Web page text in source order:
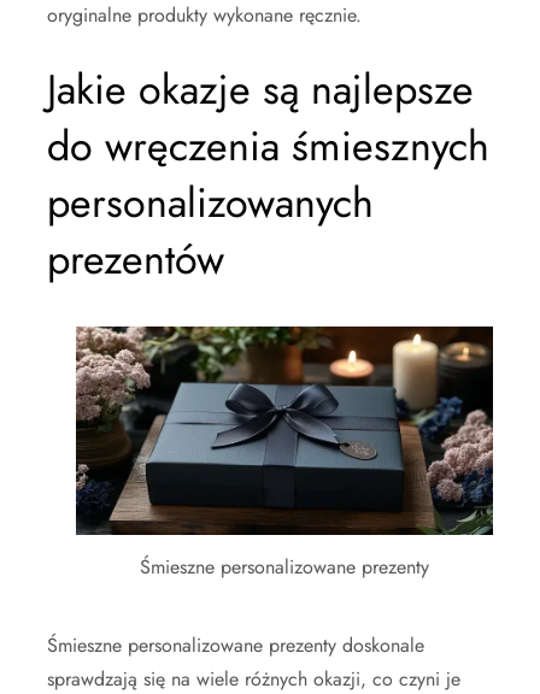
oryginalne produkty wykonane ręcznie.
Jakie okazje są najlepsze
do wręczenia śmiesznych
personalizowanych
prezentów
Śmieszne personalizowane prezenty
Śmieszne personalizowane prezenty doskonale
sprawdzają się na wiele różnych okazji, co czyni je